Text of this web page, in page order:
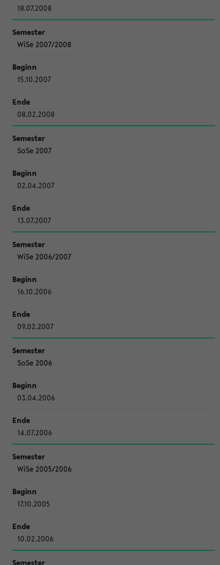
18.07.2008
WiSe 2007/2008
15.10.2007
08.02.2008
SoSe 2007
02.04.2007
13.07.2007
WiSe 2006/2007
16.10.2006
09.02.2007
SoSe 2006
03.04.2006
14.07.2006
WiSe 2005/2006
17.10.2005
10.02.2006